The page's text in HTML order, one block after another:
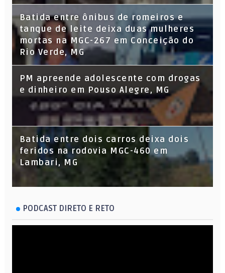
Batida entre ônibus de romeiros e
tanque de leite deixa duas mulheres
mortas na MGC-267 em Conceição do
Rio Verde, MG
PM apreende adolescente com drogas
e dinheiro em Pouso Alegre, MG
Batida entre dois carros deixa dois
feridos na rodovia MGC-460 em
Lambari, MG
PODCAST DIRETO E RETO